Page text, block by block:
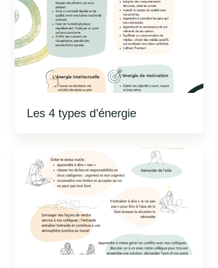
Les 4 types d’énergie